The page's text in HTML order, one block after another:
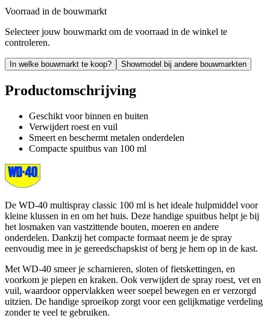
Voorraad in de bouwmarkt
Selecteer jouw bouwmarkt om de voorraad in de winkel te
controleren.
In welke bouwmarkt te koop? Showmodel bij andere bouwmarkten
Productomschrijving
Geschikt voor binnen en buiten
Verwijdert roest en vuil
Smeert en beschermt metalen onderdelen
Compacte spuitbus van 100 ml
De WD-40 multispray classic 100 ml is het ideale hulpmiddel voor
kleine klussen in en om het huis. Deze handige spuitbus helpt je bij
het losmaken van vastzittende bouten, moeren en andere
onderdelen. Dankzij het compacte formaat neem je de spray
eenvoudig mee in je gereedschapskist of berg je hem op in de kast.
Met WD-40 smeer je scharnieren, sloten of fietskettingen, en
voorkom je piepen en kraken. Ook verwijdert de spray roest, vet en
vuil, waardoor oppervlakken weer soepel bewegen en er verzorgd
uitzien. De handige sproeikop zorgt voor een gelijkmatige verdeling
zonder te veel te gebruiken.